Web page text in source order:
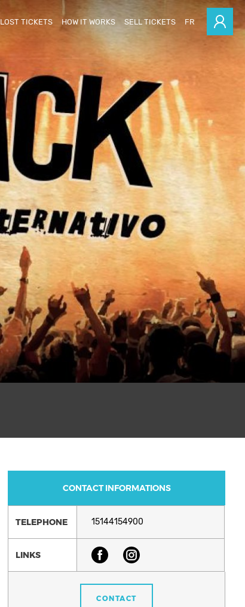
LOST TICKETS HOW IT WORKS SELL TICKETS FR
CONTACT INFORMATIONS
TELEPHONE 15144154900
LINKS
CONTACT